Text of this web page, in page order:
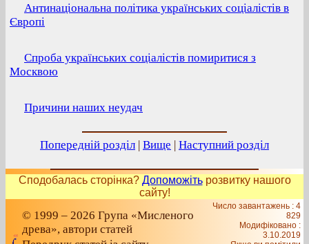
Антинаціональна політика українських соціалістів в
Європі
Спроба українських соціалістів помиритися з
Москвою
Причини наших неудач
Попередній розділ | Вище | Наступний розділ
Сподобалась сторінка? Допоможітьрозвитку нашого
сайту!
© 1999 – 2026 Група «Мисленого
древа», автори статей
Число завантажень : 4
829
Модифіковано :
3.10.2019